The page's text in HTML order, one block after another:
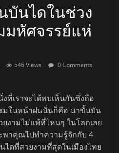
นไดในช่วง
หัศจรรย์แห่
546 Views
0 Comments
ที่เราจะได้พบเห็นกันซึ่งถือ
มในหน้าฝนนั่นก็คือ นาขั้นบัน
ยงามไม่แพ้ที่ไหนๆ ในโลกเลย
พาคุณไปทำความรู้จักกับ 4
ดที่สวยงามที่สุดในเมืองไทย